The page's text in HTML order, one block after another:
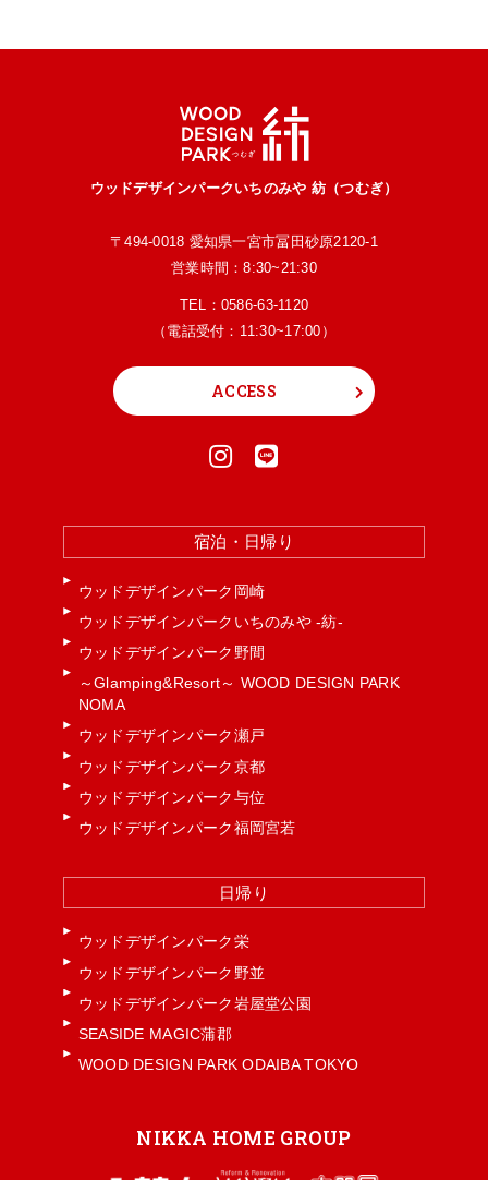
ウッドデザインパークいちのみや 紡（つむぎ）
〒494-0018 愛知県一宮市冨田砂原2120-1
営業時間：8:30~21:30
TEL： 0586-63-1120
（電話受付：11:30~17:00）
ACCESS
宿泊・日帰り
ウッドデザインパーク岡崎
ウッドデザインパークいちのみや -紡-
ウッドデザインパーク野間
～Glamping&Resort～ WOOD DESIGN PARK
NOMA
ウッドデザインパーク瀬戸
ウッドデザインパーク京都
ウッドデザインパーク与位
ウッドデザインパーク福岡宮若
日帰り
ウッドデザインパーク栄
ウッドデザインパーク野並
ウッドデザインパーク岩屋堂公園
SEASIDE MAGIC蒲郡
WOOD DESIGN PARK ODAIBA TOKYO
NIKKA HOME GROUP